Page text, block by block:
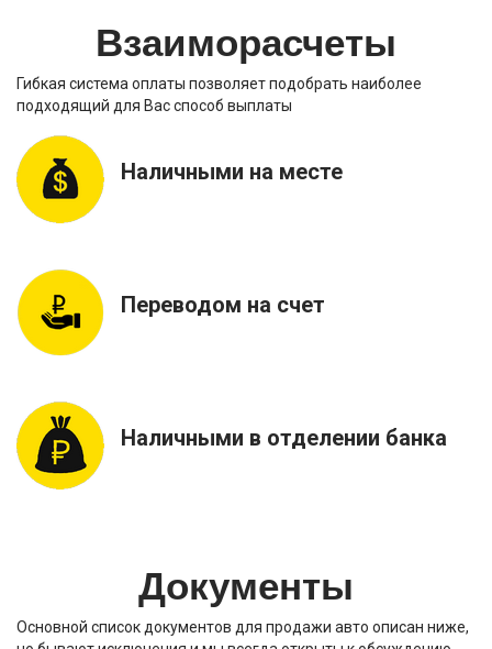
Взаиморасчеты
Гибкая система оплаты позволяет подобрать наиболее
подходящий для Вас способ выплаты
Наличными на месте
Переводом на счет
Наличными в отделении банка
Документы
Основной список документов для продажи авто описан ниже,